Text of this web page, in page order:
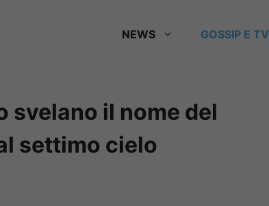
NEWS GOSSIP E TV
svelano il nome del
settimo cielo